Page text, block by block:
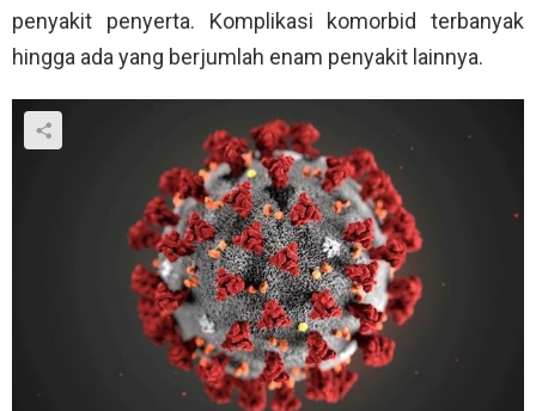
penyakit penyerta. Komplikasi komorbid terbanyak
hingga ada yang berjumlah enam penyakit lainnya.